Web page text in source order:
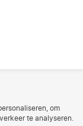
om
te analyseren.